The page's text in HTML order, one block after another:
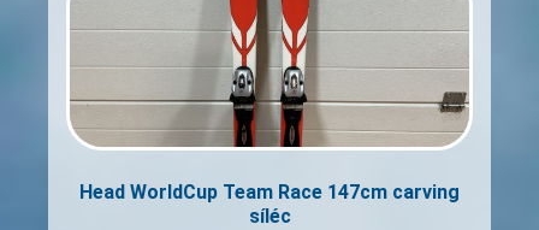
Head WorldCup Team Race 147cm carving
síléc